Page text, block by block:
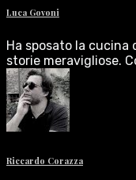
Luca Govoni
Ha sposato la cucina
storie meravigliose.
Riccardo Corazza